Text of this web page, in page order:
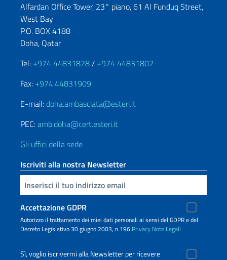
Alfardan Office Tower, 23° piano, 61 Al Funduq Street,
West Bay
P.O. BOX 4188
Doha, Qatar
Tel: +974 44831828/ +974 44831802
Fax: +974.44831909
E-mail: doha.ambasciata@esteri.it
PEC:amb.doha@cert.esteri.it
Gli uffici della sede
Iscriviti alla nostra Newsletter
Inserisci la tua email
Accettazione GDPR
Autorizzo il trattamento dei miei dati personali ai sensi del GDPR e del
Decreto Legislativo 30 giugno 2003, n.196 Privacy Note Legali
Sì, voglio iscrivermi alla Newsletter per ricevere